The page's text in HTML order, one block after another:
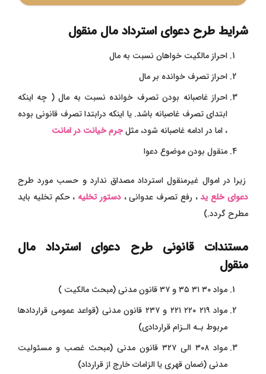
شرایط طرح دعوای استرداد مال منقول
احراز مالکیت خواهان نسبت به مال
احراز تصرف خوانده بر مال
احراز غاصبانه بودن تصرف خوانده نسبت به مال ( چه اینکه
ابتدای تصرف غاصبانه باشد. یا اینکه درابتدا تصرف قانونی بوده
، اما در ادامه غاصبانه شود، مثلجرم خیانت در امانت
منقول بودن موضوع دعوا
زیرا در اموال غیرمنقول استرداد مصداق ندارد و حسب مورد طرح
دعوای خلع ید، رفع تصرف عدوانی ،دستور تخلیه ، حکم تخلیه باید
مطرح گردد.)
مستندات قانونی طرح دعوای استرداد مال
منقول
مواد ۳۰ ۳۱ ۳۵ و ۳۷ قانون مدنی (مبحث مالکیت )
مواد ۲۱۹ ۲۲۰ ۲۲۱ و ۲۳۷ قانون مدنی (قواعد عمومی قراردادها
مربوط بـه الـزام قراردادی)
مواد ۳۰۸ الی ۳۲۷ قانون مدنی (مبحث غصب و مسئولیت
مدنی (ضمان قهری یا الزامات خارج از قرارداد)